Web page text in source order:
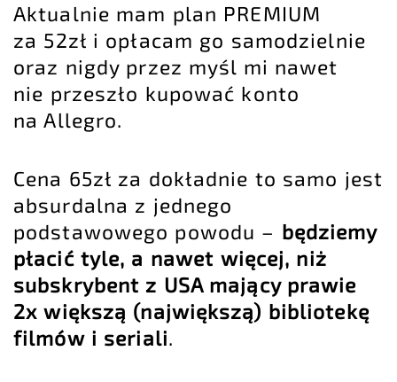
Aktualnie mam plan PREMIUM
za 52zł i opłacam go samodzielnie
oraz nigdy przez myśl mi nawet
nie przeszło kupować konto
na Allegro.
Cena 65zł za dokładnie to samo jest
absurdalna z jednego
podstawowego powodu – będziemy
płacić tyle, a nawet więcej, niż
subskrybent z USA mający prawie
2x większą (największą) bibliotekę
filmów i seriali.